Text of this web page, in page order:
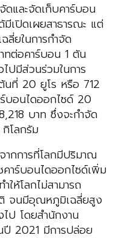
ละจัดเก็บคาร์บอน
มีเปิดเผยสาธารณะ แต่
ลี่ยในการกำจัด
ต่อคาร์บอน 1 ตัน
ปมีส่วนร่วมในการ
นที่ 20 ยูโร หรือ 712
บอนไดออกไซด์ 20
บาท ซึ่งจะกำจัด
โลกรัม
การที่โลกมีปริมาณ
าร์บอนไดออกไซด์เพิ่ม
ให้โลกไม่สามารถ
จนมีอุณหภูมิเฉลี่ยสูง
ป โดยสำนักงาน
ปี 2021 มีการปล่อย